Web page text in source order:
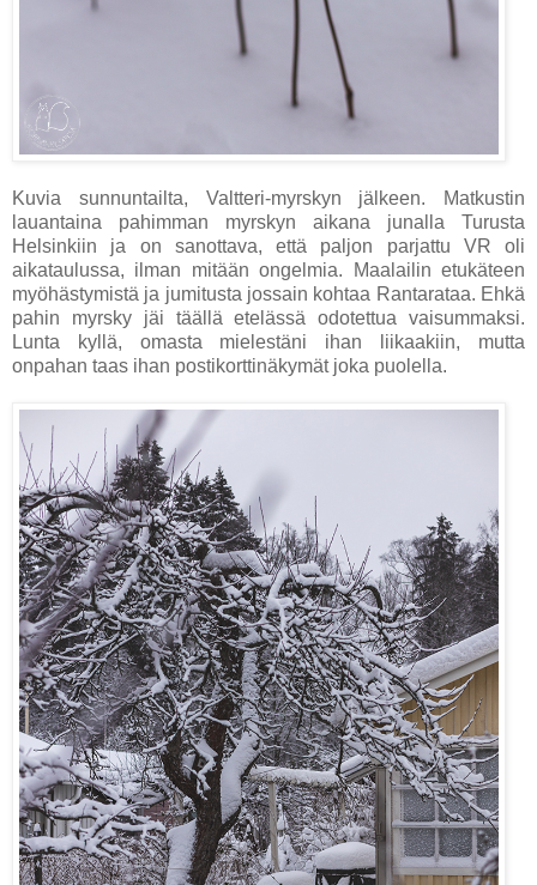
Kuvia sunnuntailta, Valtteri-myrskyn jälkeen. Matkustin
lauantaina pahimman myrskyn aikana junalla Turusta
Helsinkiin ja on sanottava, että paljon parjattu VR oli
aikataulussa, ilman mitään ongelmia. Maalailin etukäteen
myöhästymistä ja jumitusta jossain kohtaa Rantarataa. Ehkä
pahin myrsky jäi täällä etelässä odotettua vaisummaksi.
Lunta kyllä, omasta mielestäni ihan liikaakiin, mutta
onpahan taas ihan postikorttinäkymät joka puolella.